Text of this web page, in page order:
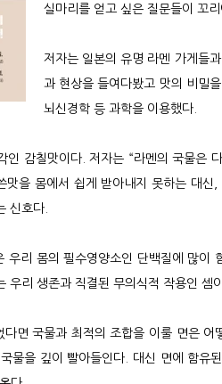
실마리를 얻고 싶은 질문들이 꼬리
저자는 일본의 유명 라멘 가게들
과 현상을 들여다봤고 맛의 비밀
뇌신경학 등 과학을 이용했다.
인 감칠맛이다. 저자는 “라멘의 국물은
을 몸에서 쉽게 받아내지 못하는 대신,
신호다.
우리 몸의 필수영양소인 단백질에 많이
우리 생존과 직결된 무의식적 작용인 셈
면 국물과 최적의 조합을 이룰 면은
물을 깊이 빨아들인다. 대신 면에 함유